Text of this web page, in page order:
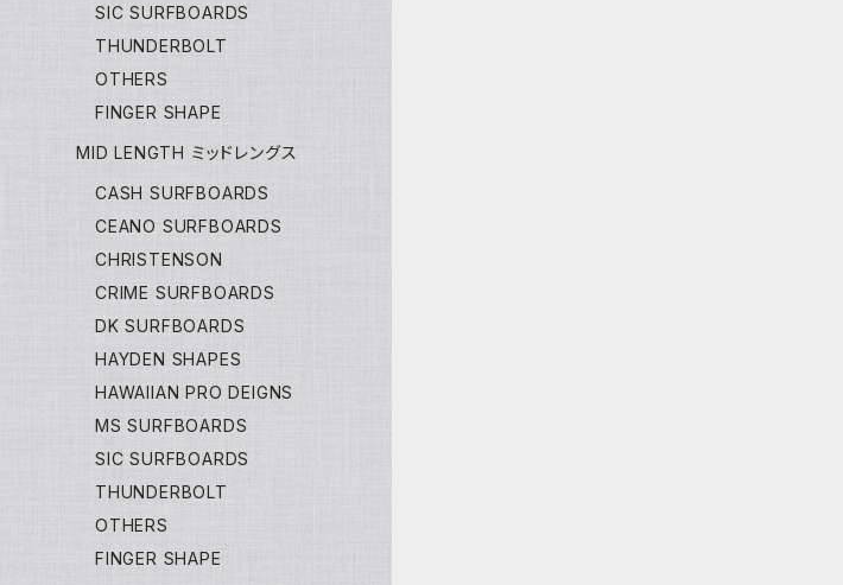
SIC SURFBOARDS
THUNDERBOLT
OTHERS
FINGER SHAPE
MID LENGTH ミッドレングス
CASH SURFBOARDS
CEANO SURFBOARDS
CHRISTENSON
CRIME SURFBOARDS
DK SURFBOARDS
HAYDEN SHAPES
HAWAIIAN PRO DEIGNS
MS SURFBOARDS
SIC SURFBOARDS
THUNDERBOLT
OTHERS
FINGER SHAPE